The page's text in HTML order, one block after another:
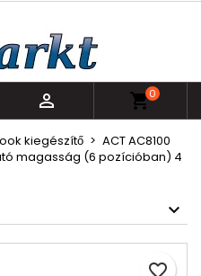
 shopping_cart0
kiegészítő
ACT AC8100
magasság (6 pozícióban) 4
favorite_border
kívánságlistába
Bejelentkezés